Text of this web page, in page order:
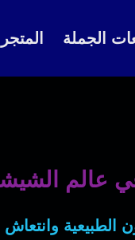
الجملة المتجر
في عالم
وانتعاش